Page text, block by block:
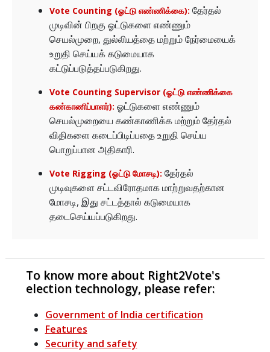
Vote Counting (ஓட்டு எண்ணிக்கை): தேர்தல்
முடிவின் பிறகு ஓட்டுகளை எண்ணும்
செயல்முறை, துல்லியத்தை மற்றும் நேர்மையைக்
உறுதி செய்யக் கடுமையாக
கட்டுப்படுத்தப்படுகிறது.
Vote Counting Supervisor (ஓட்டு எண்ணிக்கை
கண்காணிப்பாளர்): ஓட்டுகளை எண்ணும்
செயல்முறையை கண்காணிக்க மற்றும் தேர்தல்
விதிகளை கடைப்பிடிப்பதை உறுதி செய்ய
பொறுப்பான அதிகாரி.
Vote Rigging (ஓட்டு மோசடி): தேர்தல்
முடிவுகளை சட்டவிரோதமாக மாற்றுவதற்கான
மோசடி, இது சட்டத்தால் கடுமையாக
தடைசெய்யப்படுகிறது.
To know more about Right2Vote's
election technology, please refer:
Government of India certification
Features
Security and safety